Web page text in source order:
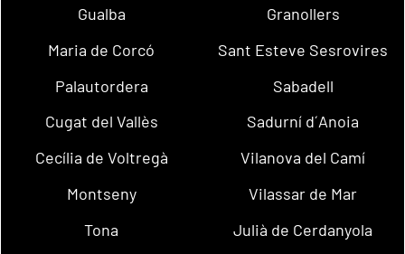
Gualba
Granollers
Maria de Corcó
Sant Esteve Sesrovires
Palautordera
Sabadell
Cugat del Vallès
Sadurní d´Anoia
Cecília de Voltregà
Vilanova del Camí
Montseny
Vilassar de Mar
Tona
Julià de Cerdanyola